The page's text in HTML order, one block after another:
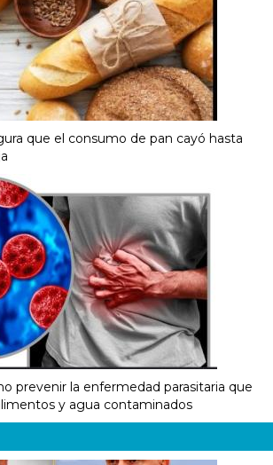
que el consumo de pan cayó hasta
prevenir la enfermedad parasitaria que
y agua contaminados